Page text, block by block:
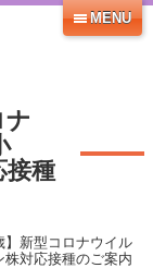
MENU
ナ
接種
】新型コロナウイル
株対応接種のご案内